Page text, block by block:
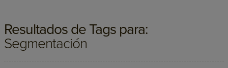
Resultados de Tags para:
Segmentación